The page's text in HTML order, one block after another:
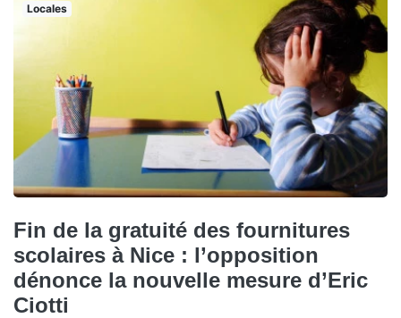
Locales
Fin de la gratuité des fournitures
scolaires à Nice : l’opposition
dénonce la nouvelle mesure d’Eric
Ciotti